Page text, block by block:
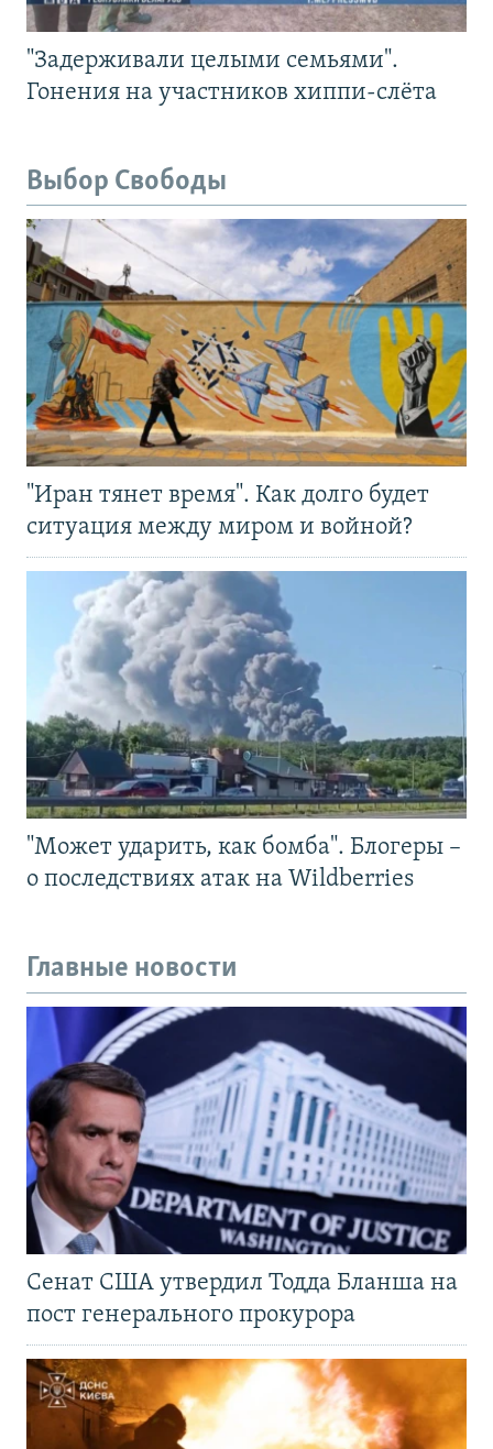
"Задерживали целыми семьями".
Гонения на участников хиппи-слёта
Выбор Свободы
"Иран тянет время". Как долго будет
ситуация между миром и войной?
"Может ударить, как бомба". Блогеры –
о последствиях атак на Wildberries
Главные новости
Сенат США утвердил Тодда Бланша на
пост генерального прокурора